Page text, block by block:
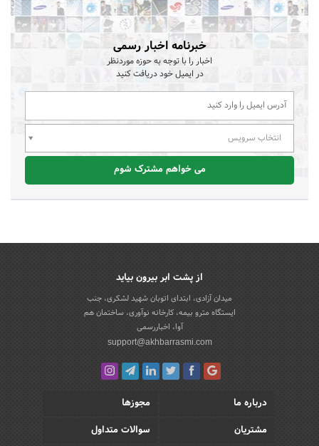
خبرنامه اخبار رسمی
اخبار را با توجه به حوزه موردنظر
در ایمیل خود دریافت کنید
انتخاب سرویس
می خواهم مشترک شوم
از پشت ابر بیرون بیاید
میدان آزادی، ابتدای اتوبان شهید لشکری، جنب
ایستگاه مترو بیمه، کارخانه نوآوری، ساختمان هم
آوا، اخباررسمی
support@akhbarrasmi.com
درباره ما
مجوزها
مشتریان
سوالات متداول